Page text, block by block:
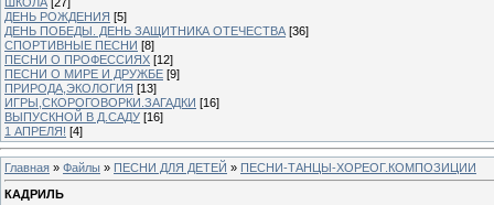
ДЕНЬ РОЖДЕНИЯ [5]
ДЕНЬ ПОБЕДЫ. ДЕНЬ ЗАЩИТНИКА ОТЕЧЕСТВА [36]
СПОРТИВНЫЕ ПЕСНИ [8]
ПЕСНИ О ПРОФЕССИЯХ [12]
ПЕСНИ О МИРЕ И ДРУЖБЕ [9]
ПРИРОДА,ЭКОЛОГИЯ [13]
ИГРЫ,СКОРОГОВОРКИ.ЗАГАДКИ [16]
ВЫПУСКНОЙ В Д.САДУ [16]
1 АПРЕЛЯ! [4]
Главная » Файлы » ПЕСНИ ДЛЯ ДЕТЕЙ » ПЕСНИ-ТАНЦЫ-ХОРЕОГ.КОМПОЗИЦИИ
КАДРИЛЬ